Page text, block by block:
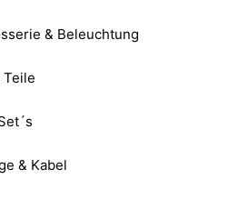
& Beleuchtung
Teile
& Kabel